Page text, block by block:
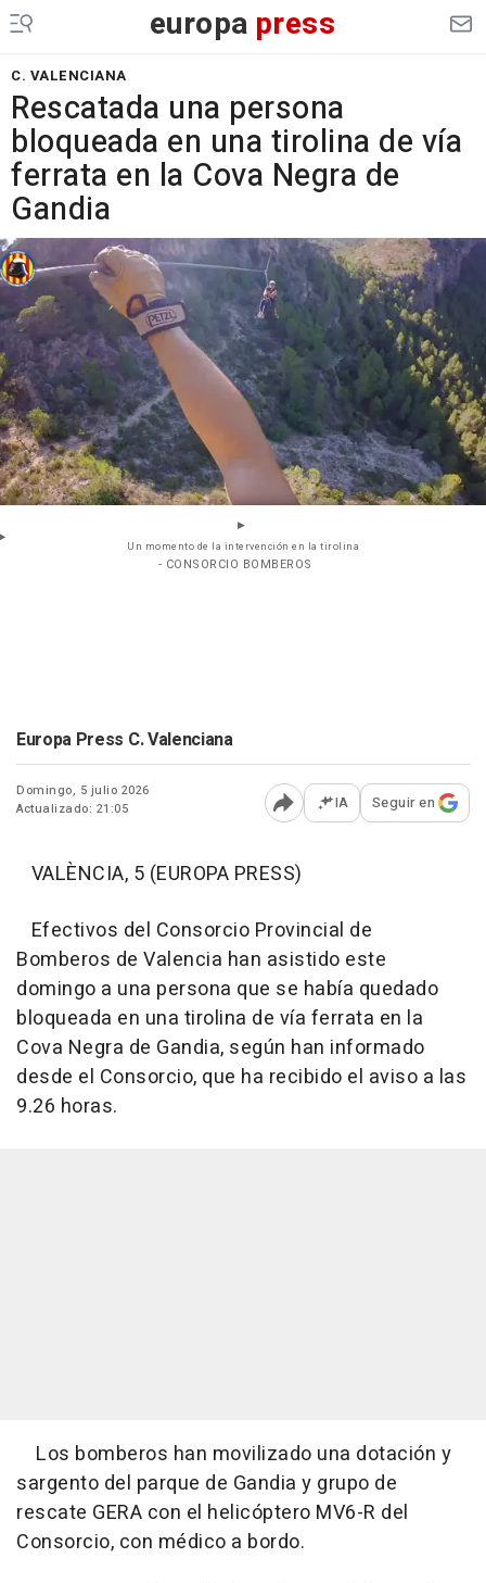
europa press
C. VALENCIANA
Rescatada una persona
bloqueada en una tirolina de vía
ferrata en la Cova Negra de
Gandia
Un momento de la intervención en la tirolina
- CONSORCIO BOMBEROS
Europa Press C. Valenciana
Domingo, 5 julio 2026
Actualizado: 21:05
Abrir opciones para
IA Seguir en
VALÈNCIA, 5 (EUROPA PRESS)
Efectivos del Consorcio Provincial de
Bomberos de Valencia han asistido este
domingo a una persona que se había quedado
bloqueada en una tirolina de vía ferrata en la
Cova Negra de Gandia, según han informado
desde el Consorcio, que ha recibido el aviso a las
9.26 horas.
Los bomberos han movilizado una dotación y
sargento del parque de Gandia y grupo de
rescate GERA con el helicóptero MV6-R del
Consorcio, con médico a bordo.